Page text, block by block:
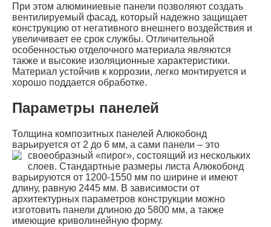
При этом алюминиевые панели позволяют создать
вентилируемый фасад, который надежно защищает
конструкцию от негативного внешнего воздействия и
увеличивает ее срок службы. Отличительной
особенностью отделочного материала являются
также и высокие изоляционные характеристики.
Материал устойчив к коррозии, легко монтируется и
хорошо поддается обработке.
Параметры панелей
Толщина композитных панелей Алюкобонд
варьируется от 2 до 6 мм, а сами панели – это
своеобразный «пирог», состоящий из нескольких
слоев. Стандартные размеры листа Алюкобонд
варьируются от 1200-1550 мм по ширине и имеют
длину, равную 2445 мм. В зависимости от
архитектурных параметров конструкции можно
изготовить панели длиною до 5800 мм, а также
имеющие криволинейную форму.